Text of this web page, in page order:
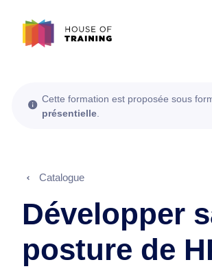
Cette formation est proposée sous
présentielle
Catalogue
Développer
posture de